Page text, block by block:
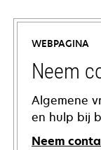
WEBPAGINA
Neem
Algemene
en hulp bij
Neem